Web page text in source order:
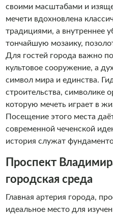
своими масштабами и
мечети вдохновлена
традициями, а внутреннее
тончайшую мозаику,
Для гостей города важно
культовое сооружение, а
символ мира и единства.
строительства, символике
которую мечеть играет в
Посещение этого места
современной чеченской
история служат
Проспект
городская среда
Главная артерия города,
идеальное место для